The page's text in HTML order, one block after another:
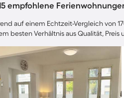
empfohlene
auf einem Echtzeit-Vergleich von
besten Verhältnis aus Qualität,